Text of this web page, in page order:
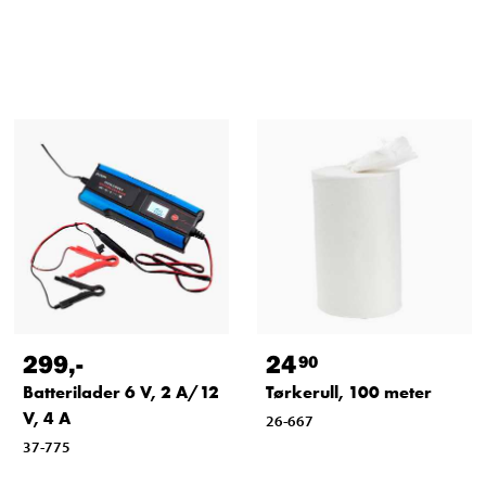
299,-
Batterilader 6 V, 2 A/12
V, 4 A
37-775
2490
Tørkerull, 100 meter
26-667